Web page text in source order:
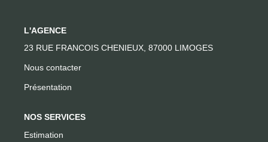
L'AGENCE
23 RUE FRANCOIS CHENIEUX, 87000 LIMOGES
Nous contacter
Présentation
NOS SERVICES
Estimation